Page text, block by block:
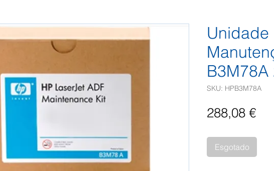
Unidade
B3M78A
SKU: HPB3M78A
288,08 €
Esgotado